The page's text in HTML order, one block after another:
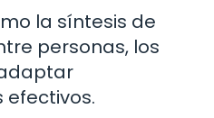
la síntesis de
personas, los